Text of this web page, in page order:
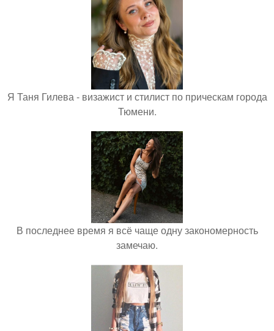
Я Таня Гилева - визажист и стилист по прическам города
Тюмени.
В последнее время я всё чаще одну закономерность
замечаю.